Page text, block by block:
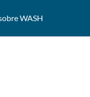
WASH